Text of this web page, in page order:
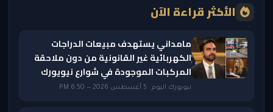
الأكثر قراءة الآن
مامداني يستهدف مبيعات الدراجات
الكهربائية غير القانونية من دون ملاحقة
المركبات الموجودة في شوارع نيويورك
نيويورك اليوم · 5 أغسطس 2026 — 6:50 PM